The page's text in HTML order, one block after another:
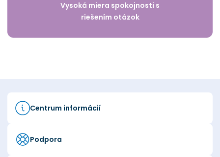
Vysoká miera spokojnosti s
riešením otázok
Centrum informácií
Podpora